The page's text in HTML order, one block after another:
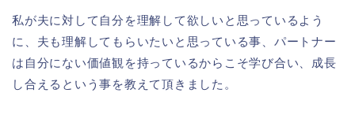
私が夫に対して自分を理解して欲しいと思っているよう
に、夫も理解してもらいたいと思っている事、パートナー
は自分にない価値観を持っているからこそ学び合い、成長
し合えるという事を教えて頂きました。